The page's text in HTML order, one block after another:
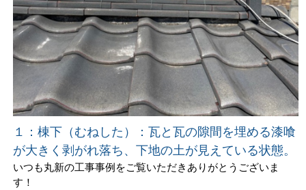
１：棟下（むねした）：瓦と瓦の隙間を埋める漆喰
が大きく剥がれ落ち、下地の土が見えている状態。
いつも丸新の工事事例をご覧いただきありがとうございま
す！